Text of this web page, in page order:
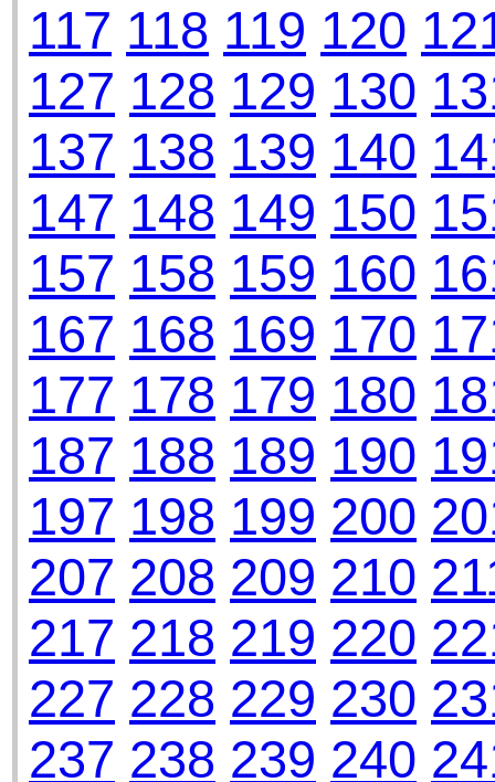
117 118 119 120
127 128 129 130
137 138 139 140
147 148 149 150
157 158 159 160
167 168 169 170
177 178 179 180
187 188 189 190
197 198 199 200
207 208 209 210
217 218 219 220
227 228 229 230
237 238 239 240